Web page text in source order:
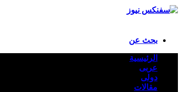
بحث عن
الرئيسية
عربى
دولى
مقالات